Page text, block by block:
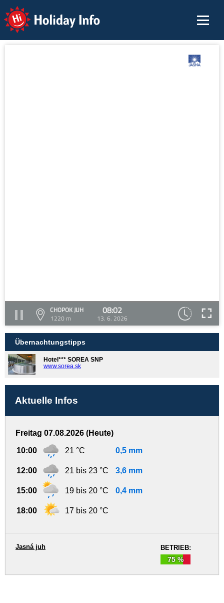
Holiday Info
CHOPOK JUH
1220 m
08:02
13. 6. 2026
Übernachtungstipps
Hotel*** SOREA SNP
www.sorea.sk
Aktuelle Infos
Freitag 07.08.2026 (Heute)
10:00 21 °C 0,5 mm
12:00 21 bis 23 °C 3,6 mm
15:00 19 bis 20 °C 0,4 mm
18:00 17 bis 20 °C
BETRIEB:
75 %
Jasná juh